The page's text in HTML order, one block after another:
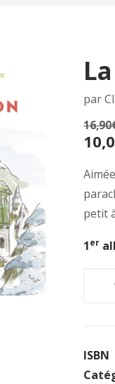
par
16,90
Le
petit
1er
maison
dans
ISBN